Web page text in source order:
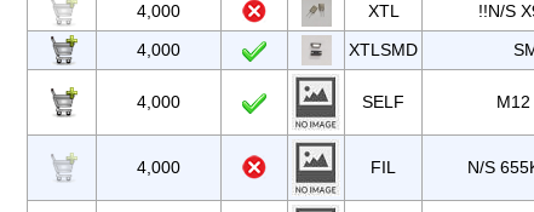
4,000 XTL !!N/S
4,000
XTLSMD
4,000 SELF M12
4,000 FIL N/S